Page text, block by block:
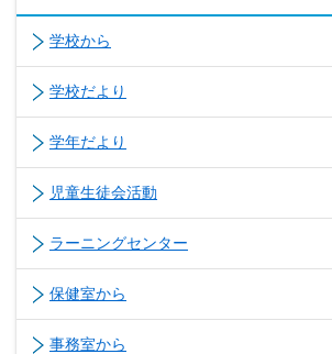
学校から
学校だより
学年だより
児童生徒会活動
ラーニングセンター
保健室から
事務室から